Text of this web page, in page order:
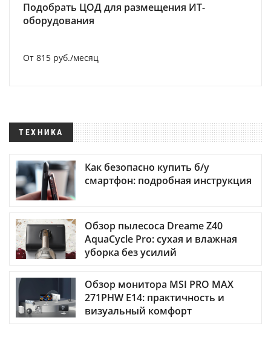
Подобрать ЦОД для размещения ИТ-
оборудования
От 815 руб./месяц
ТЕХНИКА
Как безопасно купить б/у
смартфон: подробная инструкция
Обзор пылесоса Dreame Z40
AquaCycle Pro: сухая и влажная
уборка без усилий
Обзор монитора MSI PRO MAX
271PHW E14: практичность и
визуальный комфорт